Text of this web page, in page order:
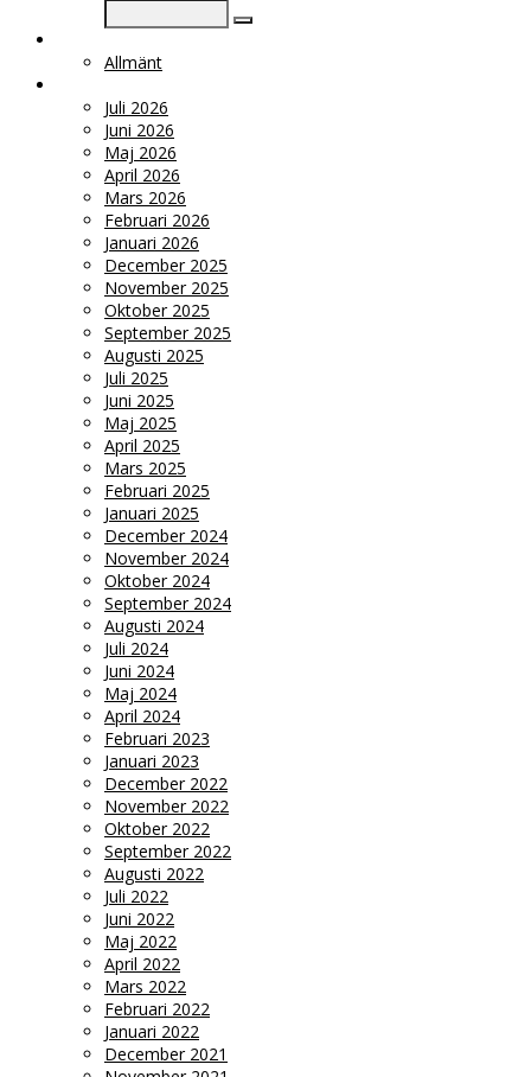
Allmänt
Juli 2026
Juni 2026
Maj 2026
April 2026
Mars 2026
Februari 2026
Januari 2026
December 2025
November 2025
Oktober 2025
September 2025
Augusti 2025
Juli 2025
Juni 2025
Maj 2025
April 2025
Mars 2025
Februari 2025
Januari 2025
December 2024
November 2024
Oktober 2024
September 2024
Augusti 2024
Juli 2024
Juni 2024
Maj 2024
April 2024
Februari 2023
Januari 2023
December 2022
November 2022
Oktober 2022
September 2022
Augusti 2022
Juli 2022
Juni 2022
Maj 2022
April 2022
Mars 2022
Februari 2022
Januari 2022
December 2021